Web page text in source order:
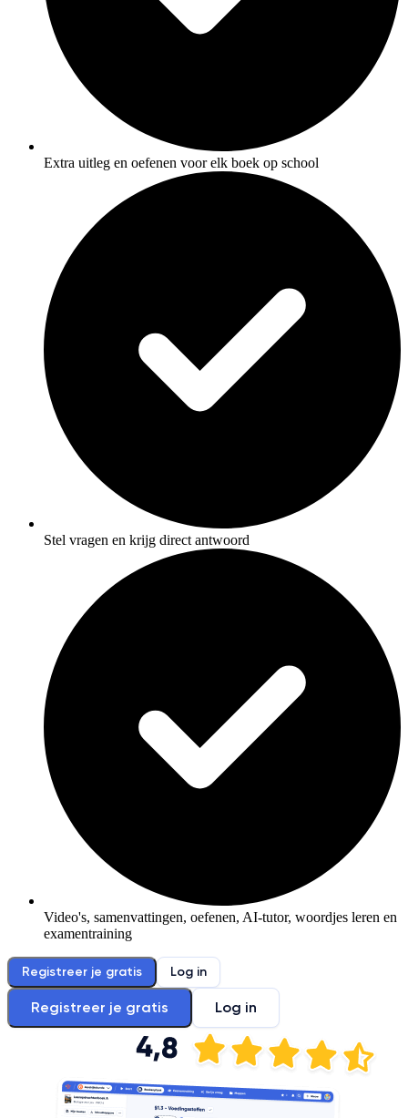
Extra uitleg en oefenen voor elk boek op school
Stel vragen en krijg direct antwoord
Video's, samenvattingen, oefenen, AI-tutor, woordjes leren en
examentraining
Registreer je gratis Log in
Registreer je gratis Log in